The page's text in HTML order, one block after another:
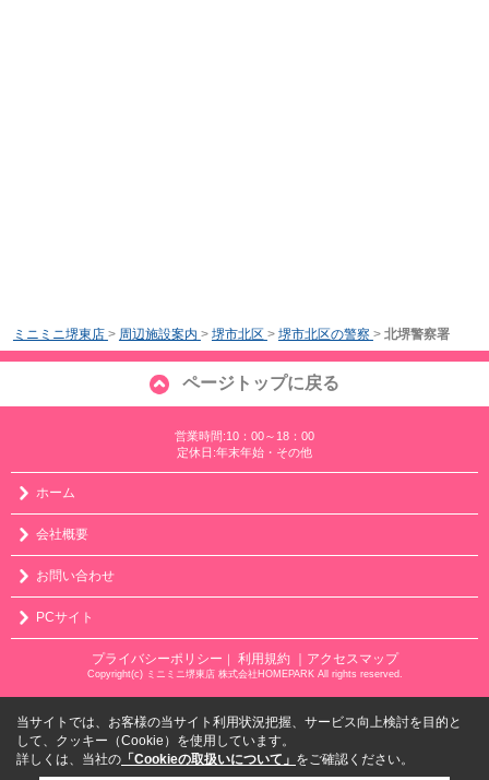
ミニミニ堺東店 > 周辺施設案内 > 堺市北区 > 堺市北区の警察 > 北堺警察署
ページトップに戻る
営業時間:10：00～18：00
定休日:年末年始・その他
ホーム
会社概要
お問い合わせ
PCサイト
プライバシーポリシー ｜ 利用規約 ｜アクセスマップ
Copyright(c) ミニミニ堺東店 株式会社HOMEPARK All rights reserved.
当サイトでは、お客様の当サイト利用状況把握、サービス向上検討を目的と
して、クッキー（Cookie）を使用しています。
詳しくは、当社の 「Cookieの取扱いについて」 をご確認ください。